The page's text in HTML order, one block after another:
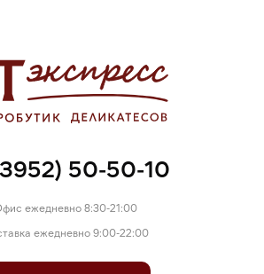
50-50-10
ежедневно 8:30-21:00
ежедневно 9:00-22:00